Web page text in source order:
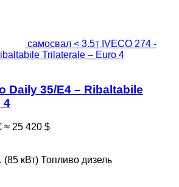
самосвал < 3.5т IVECO 274 -
Trilaterale – Euro 4
Daily 35/E4 – Ribaltabile
4
≈ 25 420 $
(85 кВт) Топливо дизель